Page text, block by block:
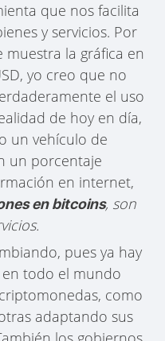
que nos facilita
y servicios. Por
muestra la gráfica en
yo creo que no
el uso
de hoy en día,
un vehículo de
un porcentaje
en internet,
en bitcoins, son
pues ya hay
todo el mundo
como
adaptando sus